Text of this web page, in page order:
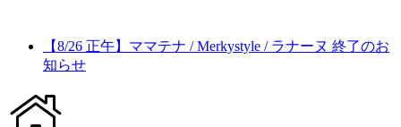
【8/26 正午】ママテナ / Merkystyle / ラナーヌ 終了のお
知らせ